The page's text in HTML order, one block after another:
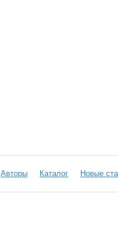
Авторы Каталог Новые